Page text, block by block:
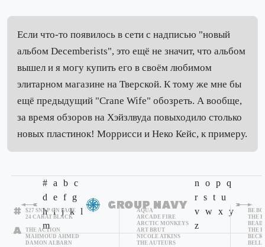
Если что-то появилось в сети с надписью "новый
альбом Decemberists", это ещё не значит, что альбом
вышел и я могу купить его в своём любимом
элитарном магазине на Тверской. К тому же мне бы
ещё предыдущий "Crane Wife" обозреть. А вообще,
за время обзоров на Хэйзлвуда повыходило столько
новых пластинок! Моррисси и Неко Кейс, к примеру.
# a b c
d
e f
g
h i j k l
m
n o p q
r s t u
v w x y
z
$27 SNAP ON FACE
24 CARAT BLACK
THE ACTION
MAHMOUD AHMED
DAMON ALBARN
AQUA
ARCADE FIRE
ARCTIC MONKEYS
ART BRUT
NICOLE ATKINS
THE AUTEURS
BE
THE
THE
BECK